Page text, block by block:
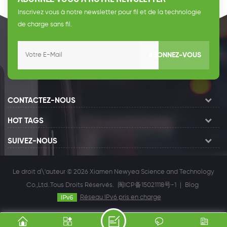
Inscrivez vous à notre newsletter pour fil et de la technologie
de charge sans fil.
ABONNEZ-VOUS
CONTACTEZ-NOUS
HOT TAGS
SUIVEZ-NOUS
Le droit d\'auteur © 2026 Xiamen Newyea Science and Technology
Co.,Ltd..Tous Droits Réservés.
闽ICP备15021118号-1
Blog
Réseau IPv6 pris en charge